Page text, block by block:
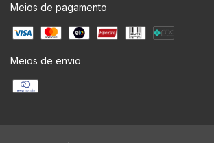
Meios de pagamento
Meios de envio